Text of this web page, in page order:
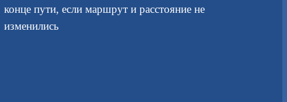
конце пути, если маршрут и расстояние не
изменились